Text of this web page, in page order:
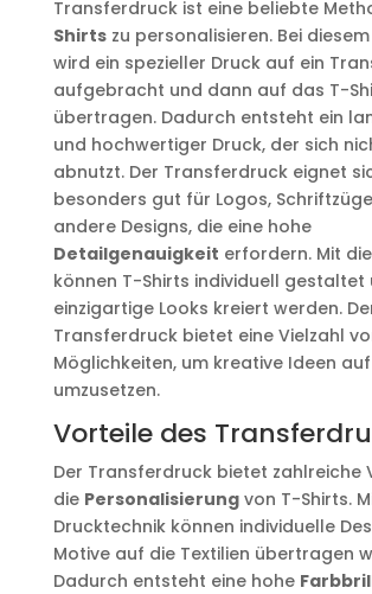
Transferdruck ist eine beliebte
Shirtszu personalisieren. Bei
wird ein spezieller Druck auf ein
aufgebracht und dann auf das T-
übertragen. Dadurch entsteht ein
und hochwertiger Druck, der sich
abnutzt. Der Transferdruck eignet
besonders gut für Logos,
andere Designs, die eine hohe
Detailgenauigkeit erfordern. Mit
können T-Shirts individuell gestaltet
einzigartige Looks kreiert werden.
Transferdruck bietet eine Vielzahl
Möglichkeiten, um kreative Ideen
umzusetzen.
Vorteile des
Der Transferdruck bietet zahlreiche
die Personalisierungvon T-Shirts.
Drucktechnik können individuelle
Motive auf die Textilien übertragen
Dadurch entsteht eine hohe